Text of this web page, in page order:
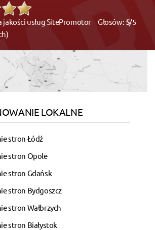
jakości usług SitePromotor Głosów: 5/5
LOKALNE
stron Łódź
stron Opole
stron Gdańsk
stron Bydgoszcz
stron Wałbrzych
stron Białystok